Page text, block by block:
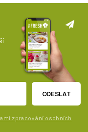
ODESLAT
zpracování osobních